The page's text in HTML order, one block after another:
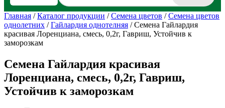
Главная /Каталог продукции /Семена цветов /Семена цветов
однолетних /Гайлардия однотелняя /Семена Гайлардия
красивая Лоренциана, смесь, 0,2г, Гавриш, Устойчив к
заморозкам
Семена Гайлардия красивая
Лоренциана, смесь, 0,2г, Гавриш,
Устойчив к заморозкам